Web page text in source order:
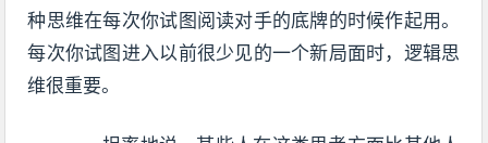
种思维在每次你试图阅读对手的底牌的时候作起用。
每次你试图进入以前很少见的一个新局面时，逻辑思
维很重要。